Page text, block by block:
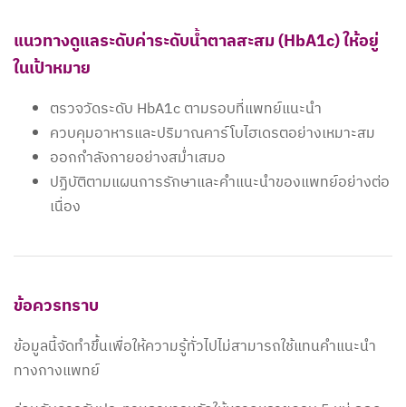
แนวทางดูแลระดับค่าระดับน้ำตาลสะสม (HbA1c) ให้อยู่
ในเป้าหมาย
ตรวจวัดระดับ HbA1c ตามรอบที่แพทย์แนะนำ
ควบคุมอาหารและปริมาณคาร์โบไฮเดรตอย่างเหมาะสม
ออกกำลังกายอย่างสม่ำเสมอ
ปฏิบัติตามแผนการรักษาและคำแนะนำของแพทย์อย่างต่อ
เนื่อง
ข้อควรทราบ
ข้อมูลนี้จัดทำขึ้นเพื่อให้ความรู้ทั่วไปไม่สามารถใช้แทนคำแนะนำ
ทางกางแพทย์